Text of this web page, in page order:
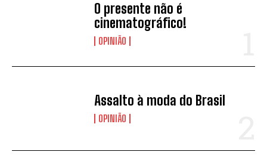
O presente não é
cinematográfico!
OPINIÃO
Assalto à moda do Brasil
OPINIÃO